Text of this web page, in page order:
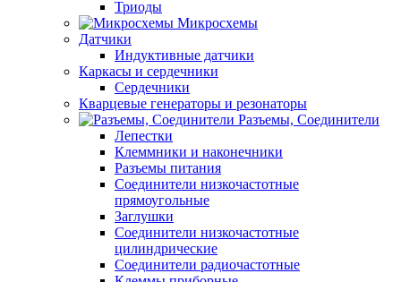
Триоды
Микросхемы
Датчики
Индуктивные датчики
Каркасы и сердечники
Сердечники
Кварцевые генераторы и резонаторы
Разъемы, Соединители
Лепестки
Клеммники и наконечники
Разъемы питания
Соединители низкочастотные
прямоугольные
Заглушки
Соединители низкочастотные
цилиндрические
Соединители радиочастотные